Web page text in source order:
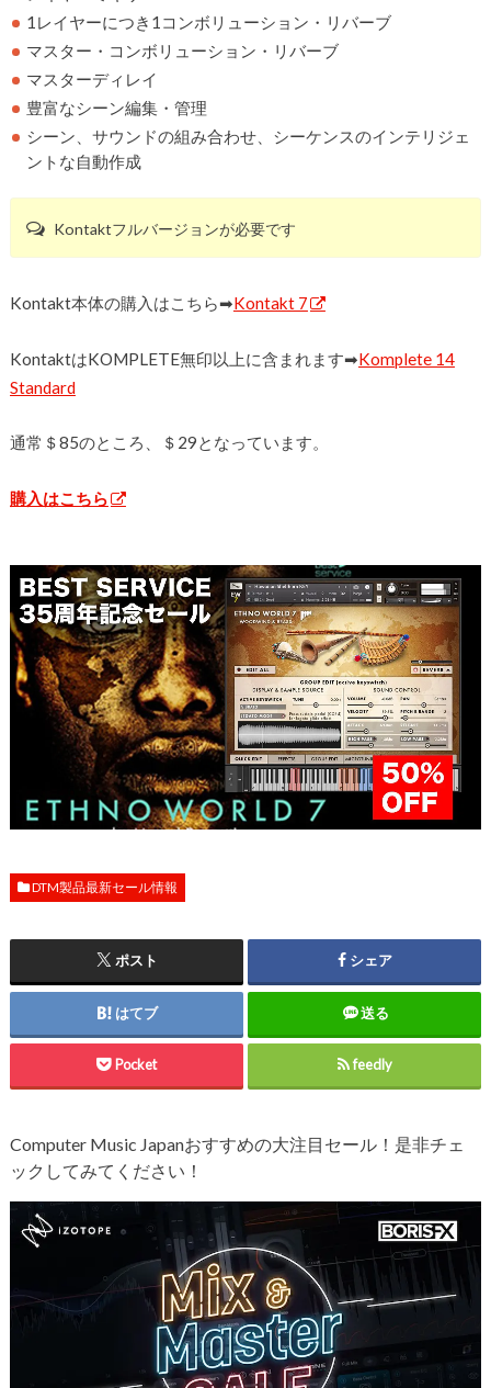
1レイヤーにつき1コンボリューション・リバーブ
マスター・コンボリューション・リバーブ
マスターディレイ
豊富なシーン編集・管理
シーン、サウンドの組み合わせ、シーケンスのインテリジェ
ントな自動作成
Kontaktフルバージョンが必要です
Kontakt本体の購入はこちら➡︎Kontakt 7
KontaktはKOMPLETE無印以上に含まれます➡︎Komplete 14
Standard
通常＄85のところ、＄29となっています。
購入はこちら
DTM製品最新セール情報
ポスト シェア
はてブ 送る
Pocket feedly
Computer Music Japanおすすめの大注目セール！是非チェ
ックしてみてください！